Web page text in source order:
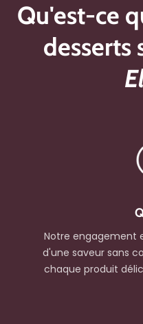
Qu'est-ce
desserts
Notre engagement
d'une saveur sans
chaque produit